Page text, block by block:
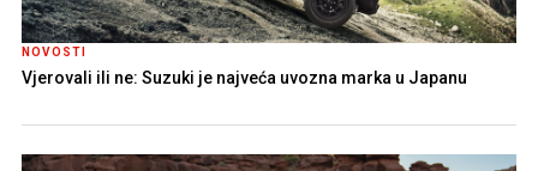
NOVOSTI
Vjerovali ili ne: Suzuki je najveća uvozna marka u Japanu